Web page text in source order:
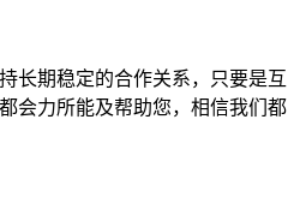
长期稳定的合作关系，只要是互
会力所能及帮助您，相信我们都